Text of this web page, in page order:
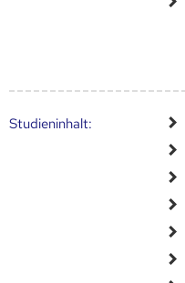
Studien­inhalt: